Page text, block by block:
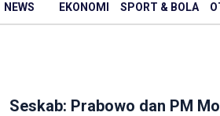
NEWS EKONOMI SPORT & BOLA
Seskab: Prabowo dan PM